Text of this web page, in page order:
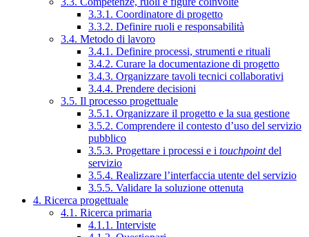
3.3.1. Coordinatore di progetto
3.3.2. Definire ruoli e responsabilità
3.4. Metodo di lavoro
3.4.1. Definire processi, strumenti e rituali
3.4.2. Curare la documentazione di progetto
3.4.3. Organizzare tavoli tecnici collaborativi
3.4.4. Prendere decisioni
3.5. Il processo progettuale
3.5.1. Organizzare il progetto e la sua gestione
3.5.2. Comprendere il contesto d’uso del servizio
pubblico
3.5.3. Progettare i processi e i touchpointdel
servizio
3.5.4. Realizzare l’interfaccia utente del servizio
3.5.5. Validare la soluzione ottenuta
4. Ricerca progettuale
4.1. Ricerca primaria
4.1.1. Interviste